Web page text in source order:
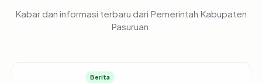
Kabar dan informasi terbaru dari Pemerintah Kabupaten
Pasuruan.
Berita